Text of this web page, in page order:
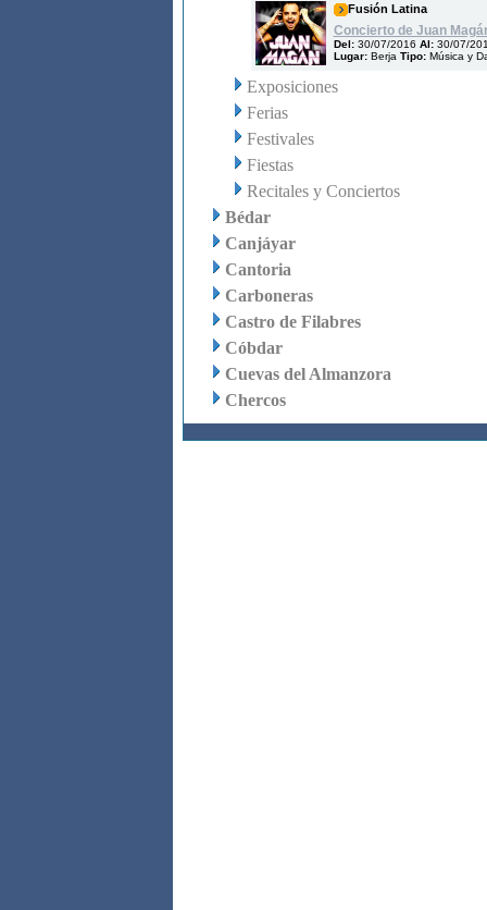
Fusión Latina
Concierto de Juan
Del: 30/07/2016 Al: 30/07/
Lugar: Berja Tipo: Música y
Exposiciones
Ferias
Festivales
Fiestas
Recitales y Conciertos
Bédar
Canjáyar
Cantoria
Carboneras
Castro de Filabres
Cóbdar
Cuevas del Almanzora
Chercos